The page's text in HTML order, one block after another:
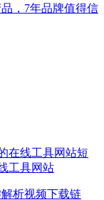
，7年品牌值得信
短
工具网站
析视频下载链